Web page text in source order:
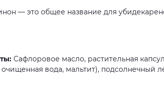
— это общее название для
Сафлоровое масло, растительная
вода, мальтит), подсолнечный